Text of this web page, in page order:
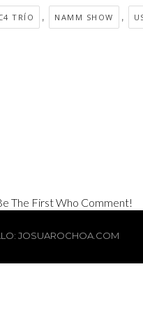
TRÍO , NAMM SHOW ,
The First Who Comment!
JOSUAROCHOA.COM